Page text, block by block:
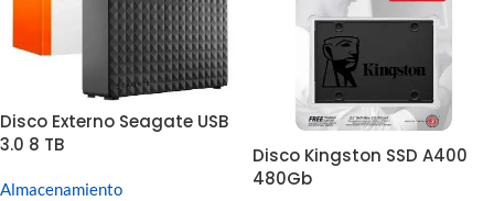
Disco Externo Seagate USB
3.0 8 TB
Almacenamiento
Disco Kingston SSD A400
480Gb